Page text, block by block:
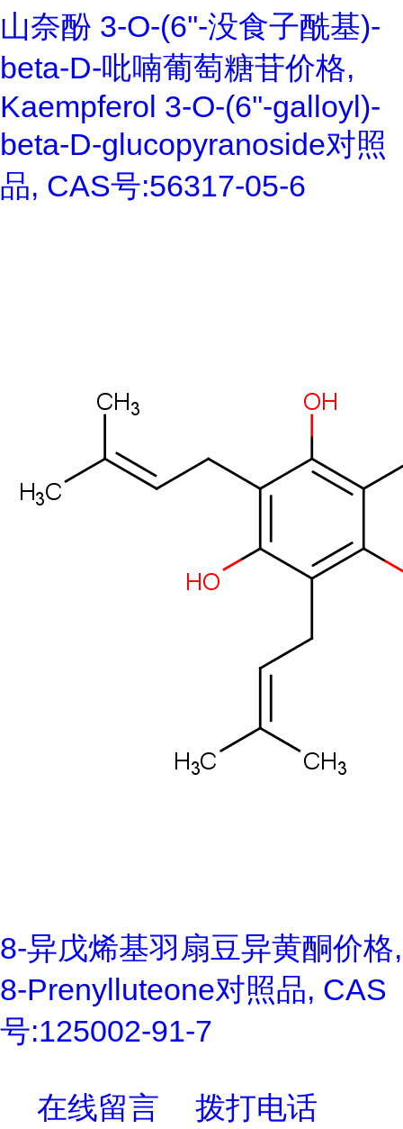
山奈酚 3-O-(6''-没食子酰基)-
beta-D-吡喃葡萄糖苷价格,
Kaempferol 3-O-(6''-galloyl)-
beta-D-glucopyranoside对照
品, CAS号:56317-05-6
8-异戊烯基羽扇豆异黄酮价格,
8-Prenylluteone对照品, CAS
号:125002-91-7
在线留言 拨打电话